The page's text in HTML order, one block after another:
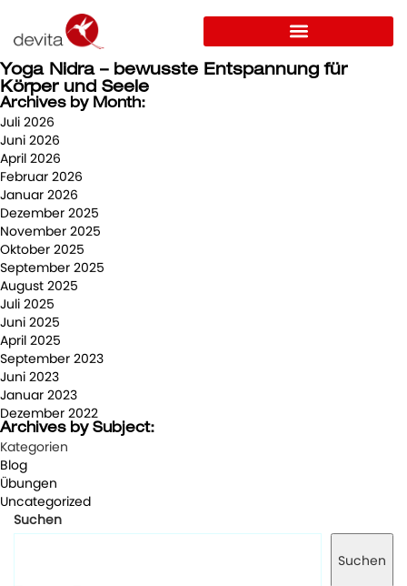
Yoga Nidra – bewusste Entspannung für
Körper und Seele
Archives by Month:
Juli 2026
Juni 2026
April 2026
Februar 2026
Januar 2026
Dezember 2025
November 2025
Oktober 2025
September 2025
August 2025
Juli 2025
Juni 2025
April 2025
September 2023
Juni 2023
Januar 2023
Dezember 2022
Archives by Subject:
Kategorien
Blog
Übungen
Uncategorized
Suchen
Suchen